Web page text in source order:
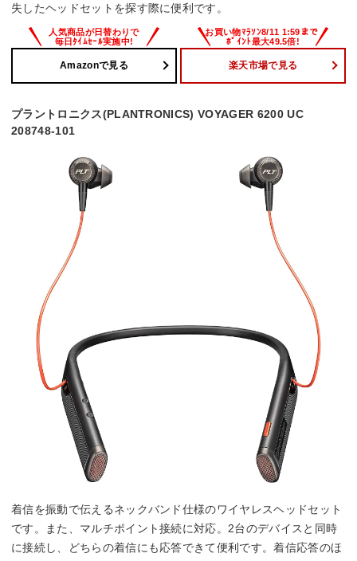
失したヘッドセットを探す際に便利です。
Amazonで見る 楽天市場で見る
プラントロニクス(PLANTRONICS) VOYAGER 6200 UC
208748-101
着信を振動で伝えるネックバンド仕様のワイヤレスヘッドセット
です。また、マルチポイント接続に対応。2台のデバイスと同時
に接続し、どちらの着信にも応答できて便利です。着信応答のほ